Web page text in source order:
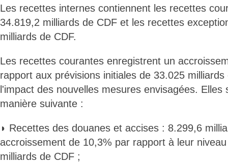
Les recettes internes contiennent les recettes
34.819,2 milliards de CDF et les recettes
milliards de CDF.
Les recettes courantes enregistrent un
rapport aux prévisions initiales de 33.025
l'impact des nouvelles mesures envisagées. Elles
manière suivante :
◗ Recettes des douanes et accises : 8.299,6
accroissement de 10,3% par rapport à leur
milliards de CDF ;